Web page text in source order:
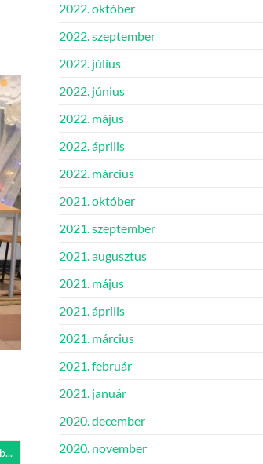
2022. október
2022. szeptember
2022. július
2022. június
2022. május
2022. április
2022. március
2021. október
2021. szeptember
2021. augusztus
2021. május
2021. április
2021. március
2021. február
2021. január
2020. december
2020. november